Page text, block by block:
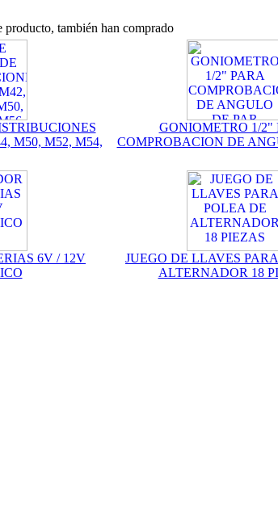
producto, también han comprado
M50, M52, M54,
GONIOMETRO 1/2"
COMPROBACION DE
6V / 12V
JUEGO DE LLAVES
ALTERNADOR 18